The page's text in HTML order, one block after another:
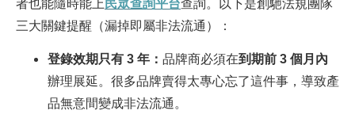
者也能隨時能上 民眾查詢平台查詢。以下是創馳法規團隊
三大關鍵提醒（漏掉即屬非法流通）：
登錄效期只有 3 年： 品牌商必須在到期前 3 個月內
辦理展延。很多品牌賣得太專心忘了這件事，導致產
品無意間變成非法流通。